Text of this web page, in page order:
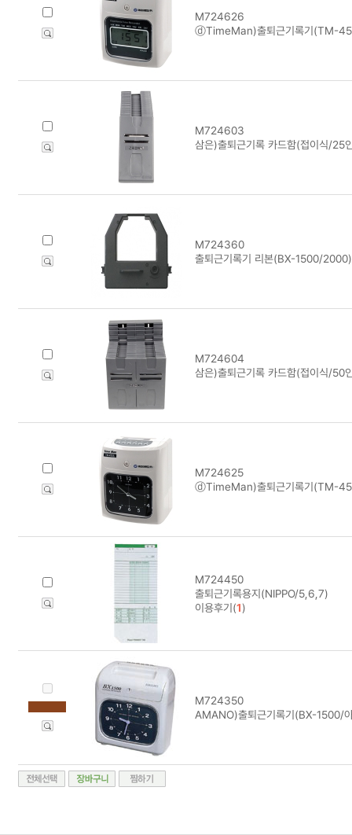
M724626
ⓓTimeMan)출퇴근기록기(TM-
M724603
삼은)출퇴근기록 카드함(접이식/25
M724360
출퇴근기록기 리본(BX-1500/2000)
M724604
삼은)출퇴근기록 카드함(접이식/50
M724625
ⓓTimeMan)출퇴근기록기(TM-
M724450
출퇴근기록용지(NIPPO/5,6,7)
이용후기(1)
M724350
AMANO)출퇴근기록기(BX-1500/